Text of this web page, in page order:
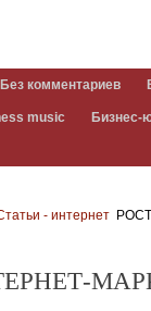
Без комментариев
music Бизнес-
- интернет